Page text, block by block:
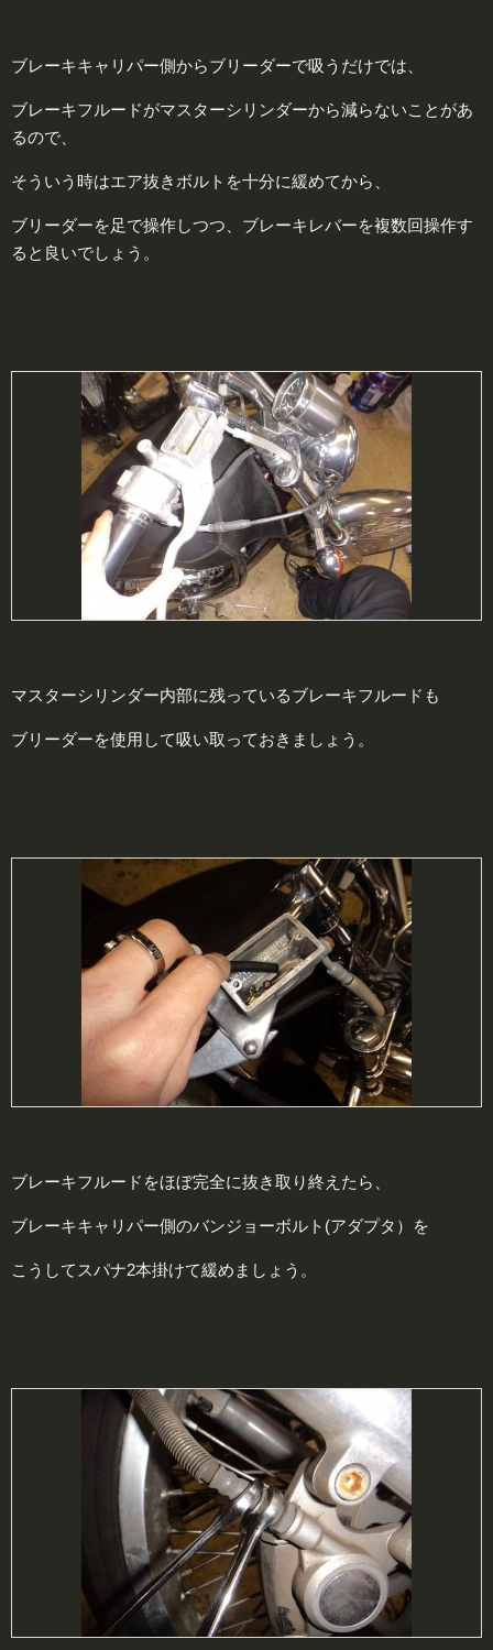
ブレーキキャリパー側からブリーダーで吸うだけでは、
ブレーキフルードがマスターシリンダーから減らないことがあ
るので、
そういう時はエア抜きボルトを十分に緩めてから、
ブリーダーを足で操作しつつ、ブレーキレバーを複数回操作す
ると良いでしょう。
マスターシリンダー内部に残っているブレーキフルードも
ブリーダーを使用して吸い取っておきましょう。
ブレーキフルードをほぼ完全に抜き取り終えたら、
ブレーキキャリパー側のバンジョーボルト(アダプタ）を
こうしてスパナ2本掛けて緩めましょう。